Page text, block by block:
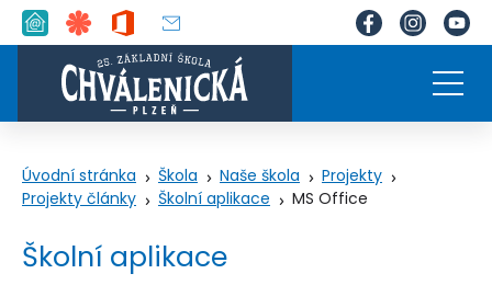
Úvodní stránka Škola Naše škola
Projekty
Projekty články
Školní aplikace MS Office
Školní aplikace